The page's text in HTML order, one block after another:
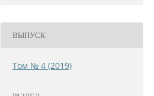
ВЫПУСК
Том № 4 (2019)